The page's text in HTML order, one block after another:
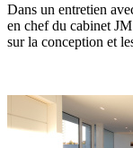
Dans un entretien
en chef du cabinet
sur la conception et